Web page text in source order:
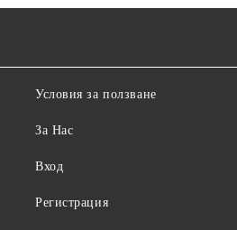
Условия за ползване
За Нас
Вход
Регистрация